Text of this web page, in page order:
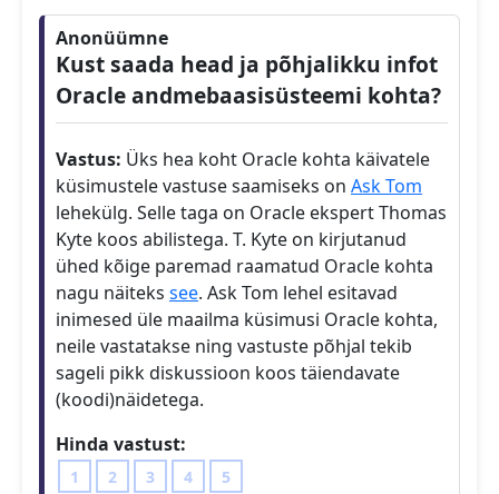
Anonüümne
Kust saada head ja põhjalikku infot
Oracle andmebaasisüsteemi kohta?
Vastus: Üks hea koht Oracle kohta käivatele
küsimustele vastuse saamiseks on Ask Tom
lehekülg. Selle taga on Oracle ekspert Thomas
Kyte koos abilistega. T. Kyte on kirjutanud
ühed kõige paremad raamatud Oracle kohta
nagu näiteks see. Ask Tom lehel esitavad
inimesed üle maailma küsimusi Oracle kohta,
neile vastatakse ning vastuste põhjal tekib
sageli pikk diskussioon koos täiendavate
(koodi)näidetega.
Hinda vastust:
1 2 3 4 5